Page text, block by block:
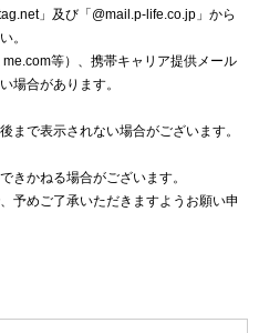
」及び「@mail.p-life.co.jp」から
。
等）、携帯キャリア提供メール
場合があります。
まで表示されない場合がございます。
きかねる場合がございます。
予めご了承いただきますようお願い申